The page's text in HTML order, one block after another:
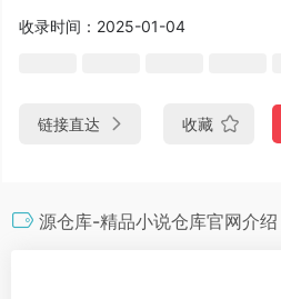
收录时间：2025-01-04
链接直达 收藏
源仓库-精品小说仓库官网介绍